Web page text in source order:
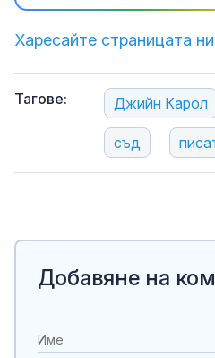
Харесайте страницата
Тагове: Джийн Карол
съд
Добавяне на